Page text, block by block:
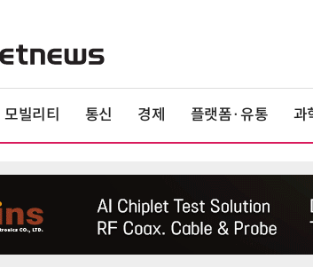
모빌리티 통신 경제 플랫폼·유통 과